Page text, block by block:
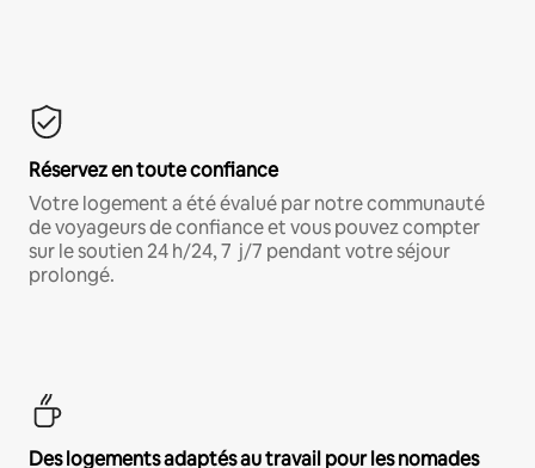
Réservez en toute confiance
Votre logement a été évalué par notre communauté
de voyageurs de confiance et vous pouvez compter
sur le soutien 24 h/24, 7 j/7 pendant votre séjour
prolongé.
Des logements adaptés au travail pour les nomades